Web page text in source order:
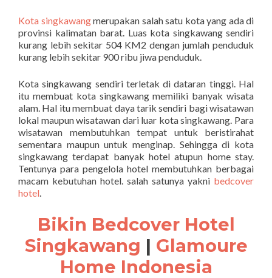
Kota singkawangmerupakan salah satu kota yang ada di
provinsi kalimatan barat. Luas kota singkawang sendiri
kurang lebih sekitar 504 KM2 dengan jumlah penduduk
kurang lebih sekitar 900 ribu jiwa penduduk.
Kota singkawang sendiri terletak di dataran tinggi. Hal
itu membuat kota singkawang memiliki banyak wisata
alam. Hal itu membuat daya tarik sendiri bagi wisatawan
lokal maupun wisatawan dari luar kota singkawang. Para
wisatawan membutuhkan tempat untuk beristirahat
sementara maupun untuk menginap. Sehingga di kota
singkawang terdapat banyak hotel atupun home stay.
Tentunya para pengelola hotel membutuhkan berbagai
macam kebutuhan hotel. salah satunya yakni bedcover
hotel.
Bikin Bedcover Hotel
Singkawang | Glamoure
Home Indonesia